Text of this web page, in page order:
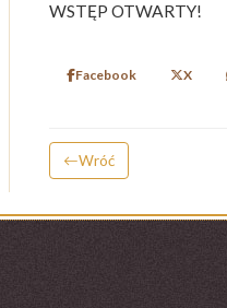
WSTĘP OTWARTY!
Facebook X
Wróć